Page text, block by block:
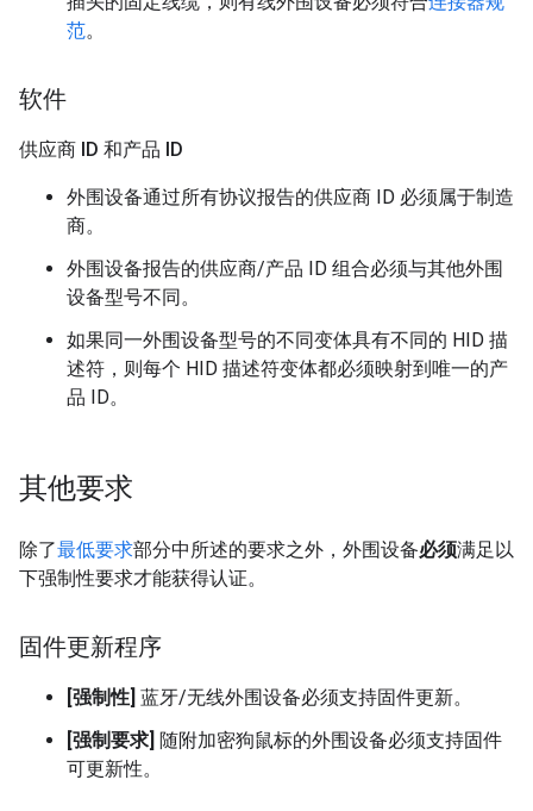
范。
软件
供应商 ID 和产品 ID
外围设备通过所有协议报告的供应商 ID 必须属于制造
商。
外围设备报告的供应商/产品 ID 组合必须与其他外围
设备型号不同。
如果同一外围设备型号的不同变体具有不同的 HID 描
述符，则每个 HID 描述符变体都必须映射到唯一的产
品 ID。
其他要求
除了最低要求部分中所述的要求之外，外围设备必须满足以
下强制性要求才能获得认证。
固件更新程序
[强制性] 蓝牙/无线外围设备必须支持固件更新。
[强制要求] 随附加密狗鼠标的外围设备必须支持固件
可更新性。